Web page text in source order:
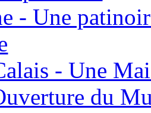
- Une
- Une
du